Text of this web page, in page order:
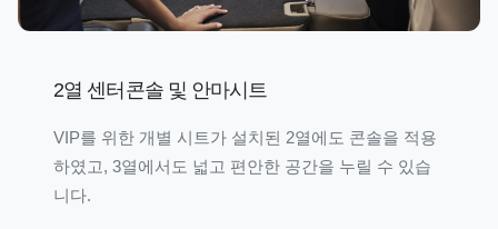
2열 센터콘솔 및 안마시트
VIP를 위한 개별 시트가 설치된 2열에도 콘솔을 적용
하였고, 3열에서도 넓고 편안한 공간을 누릴 수 있습
니다.